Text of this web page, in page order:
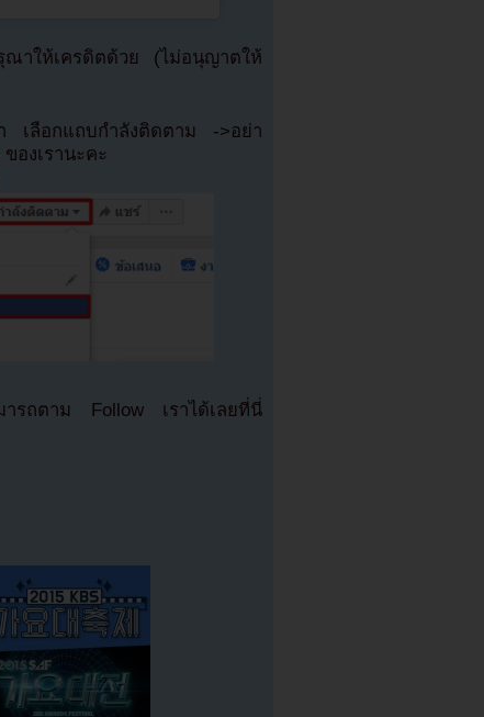
าให้เครดิตด้วย (ไม่อนุญาตให้
า เลือกแถบกำลังติดตาม ->อย่า
องเรานะคะ
ารถตาม Follow เราได้เลยที่นี่